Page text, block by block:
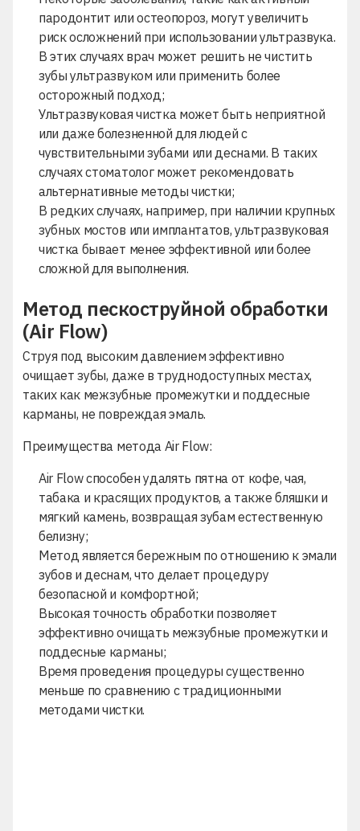
пародонтит или остеопороз, могут увеличить
риск осложнений при использовании ультразвука.
В этих случаях врач может решить не чистить
зубы ультразвуком или применить более
осторожный подход;
Ультразвуковая чистка может быть неприятной
или даже болезненной для людей с
чувствительными зубами или деснами. В таких
случаях стоматолог может рекомендовать
альтернативные методы чистки;
В редких случаях, например, при наличии крупных
зубных мостов или имплантатов, ультразвуковая
чистка бывает менее эффективной или более
сложной для выполнения.
Метод пескоструйной обработки
(Air Flow)
Струя под высоким давлением эффективно
очищает зубы, даже в труднодоступных местах,
таких как межзубные промежутки и поддесные
карманы, не повреждая эмаль.
Преимущества метода Air Flow:
Air Flowспособен удалять пятна от кофе, чая,
табака и красящих продуктов, а также бляшки и
мягкий камень, возвращая зубам естественную
белизну;
Метод является бережным по отношению к эмали
зубов и деснам, что делает процедуру
безопасной и комфортной;
Высокая точность обработки позволяет
эффективно очищать межзубные промежутки и
поддесные карманы;
Время проведения процедуры существенно
меньше по сравнению с традиционными
методами чистки.